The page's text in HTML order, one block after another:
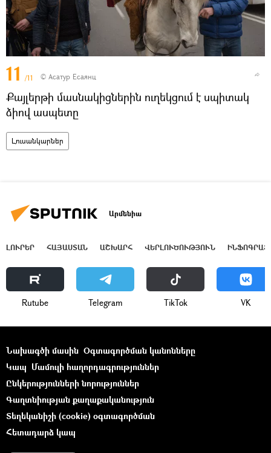
11 /11 © Асатур Есаянц
Քայլերթի մասնակիցներին ուղեկցում է սպիտակ
ձիով ասպետը
Լուսանկարներ
Արմենիա
ԼՈՒՐԵՐ ՀԱՅԱՍՏԱՆ ԱՇԽԱՐՀ ՎԵՐԼՈՒԾՈՒԹՅՈՒՆ
Rutube Telegram ТikТоk VK
Նախագծի մասին Օգտագործման կանոնները
Կապ Մամուլի հաղորդագրություններ
Ընկերությունների նորություններ
Գաղտնիության քաղաքականություն
Տեղեկանիշի (cookie) օգտագործման
Հետադարձ կապ